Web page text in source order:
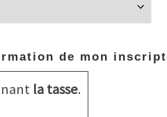
de mon
la tasse.